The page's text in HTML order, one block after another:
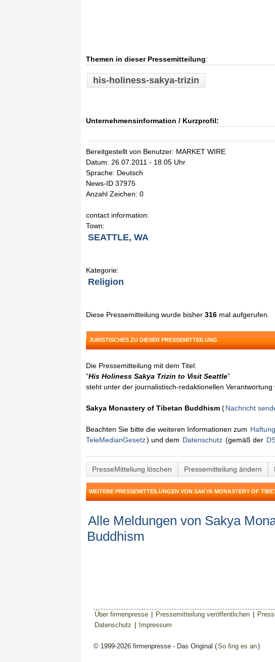
Themen in dieser Pressemitteilung:
his-holiness-sakya-trizin
Unternehmensinformation / Kurzprofil:
Bereitgestellt von Benutzer: MARKET WIRE
Datum: 26.07.2011 - 18:05 Uhr
Sprache: Deutsch
News-ID 37975
Anzahl Zeichen: 0
contact information:
Town:
SEATTLE, WA
Kategorie:
Religion
Diese Pressemitteilung wurde bisher 316 mal aufgerufen.
JURISTISCHES ZU DIESER PRESSEMITTEILUNG
Die Pressemitteilung mit dem Titel:
"His Holiness Sakya Trizin to Visit Seattle"
steht unter der journalistisch-redaktionellen Verantwortung
Sakya Monastery of Tibetan Buddhism (Nachricht
Beachten Sie bitte die weiteren Informationen zum
TeleMedianGesetz) und dem Datenschutz (gemäß der
PresseMitteliung löschen Pressemitteilung ändern
WEITERE PRESSEMITTEILUNGEN VON SAKYA MONASTERY OF
Alle Meldungen von Sakya
Buddhism
Über firmenpresse Pressemitteilung veröffentlichen
Datenschutz
Impressum
© 1999-2026 firmenpresse - Das Original (So fing es an)